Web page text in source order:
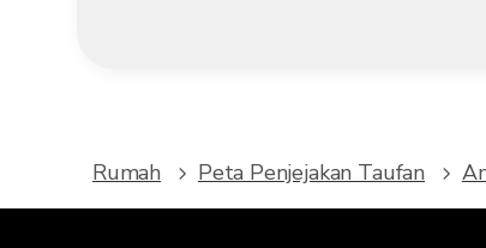
Rumah Peta Penjejakan Taufan